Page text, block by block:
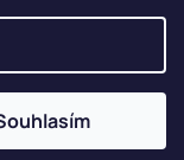
Vytvořil Shoptet
Všechna práva
cookies